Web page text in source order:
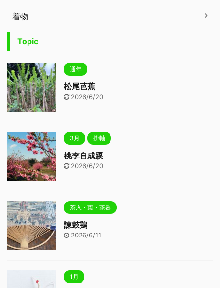
着物
Topic
通年
松尾芭蕉
2026/6/20
3月 掛軸
桃李自成蹊
2026/6/20
茶入・棗・茶器
諫鼓鶏
2026/6/11
1月